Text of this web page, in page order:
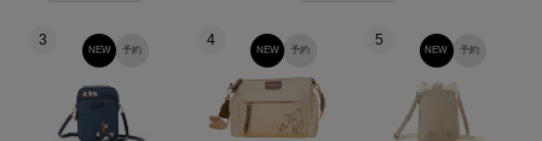
3
予約
NEW
4
予約
NEW
5
予約
NEW